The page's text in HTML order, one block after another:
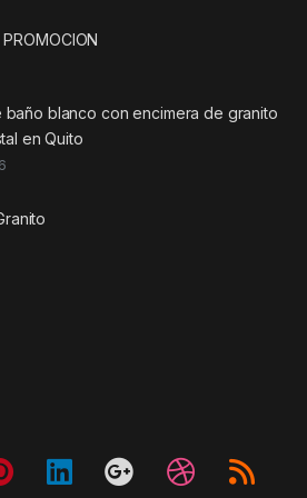
baño blanco con encimera de granito
en Quito